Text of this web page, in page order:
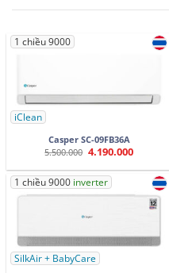
1 chiều 9000
iClean
Casper SC-09FB36A
5.500.000 Giá
là:
5.500.000.
4.190.000Giá
tại
4.190.000.
1 chiều 9000 inverter
SilkAir + BabyCare